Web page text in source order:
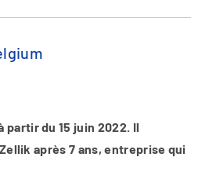
partir du 15 juin 2022. Il
après 7 ans, entreprise qui